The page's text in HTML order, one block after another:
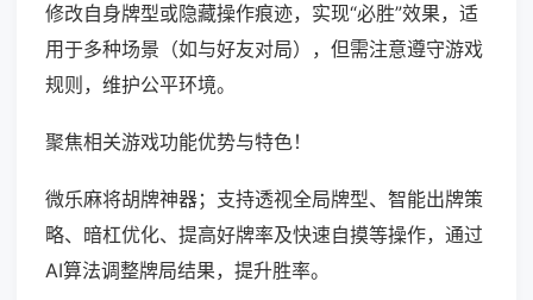
修改自身牌型或隐藏操作痕迹，实现“必胜”效果，适
用于多种场景（如与好友对局），但需注意遵守游戏
规则，维护公平环境。
聚焦相关游戏功能优势与特色！
微乐麻将胡牌神器；支持透视全局牌型、智能出牌策
略、暗杠优化、提高好牌率及快速自摸等操作，通过
AI算法调整牌局结果，提升胜率。